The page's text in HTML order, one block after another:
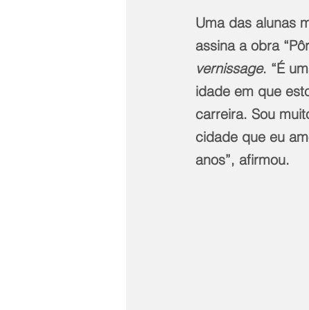
Uma das alunas
assina a obra
vernissage. “É
idade em que
carreira. Sou
cidade que eu
anos”, afirmou.